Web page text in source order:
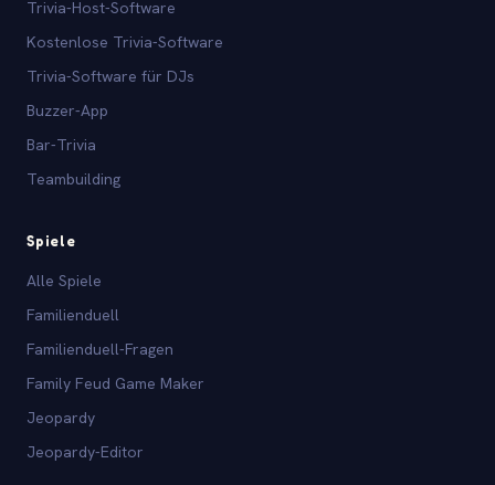
Trivia-Host-Software
Kostenlose Trivia-Software
Trivia-Software für DJs
Buzzer-App
Bar-Trivia
Teambuilding
Spiele
Alle Spiele
Familienduell
Familienduell-Fragen
Family Feud Game Maker
Jeopardy
Jeopardy-Editor